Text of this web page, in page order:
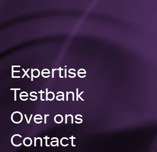
Expertise
Testbank
Over ons
Contact